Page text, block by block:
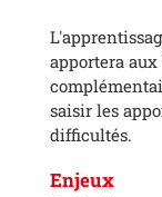
apportera
saisir les
difficultés.
Enjeux